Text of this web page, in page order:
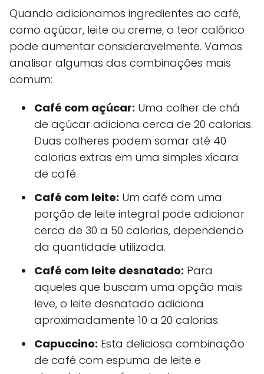
Quando adicionamos ingredientes ao café,
como açúcar, leite ou creme, o teor calórico
pode aumentar consideravelmente. Vamos
analisar algumas das combinações mais
comum:
Café com açúcar: Uma colher de chá
de açúcar adiciona cerca de 20 calorias.
Duas colheres podem somar até 40
calorias extras em uma simples xícara
de café.
Café com leite: Um café com uma
porção de leite integral pode adicionar
cerca de 30 a 50 calorias, dependendo
da quantidade utilizada.
Café com leite desnatado: Para
aqueles que buscam uma opção mais
leve, o leite desnatado adiciona
aproximadamente 10 a 20 calorias.
Capuccino: Esta deliciosa combinação
de café com espuma de leite e